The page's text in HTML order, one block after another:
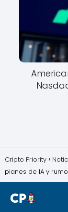
Cripto Priority
planes de IA y